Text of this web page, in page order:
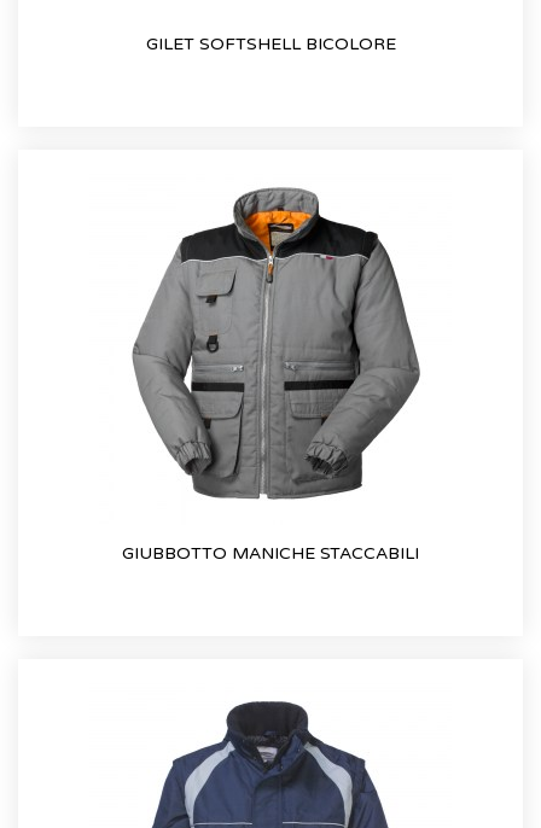
GILET SOFTSHELL BICOLORE
GIUBBOTTO MANICHE STACCABILI